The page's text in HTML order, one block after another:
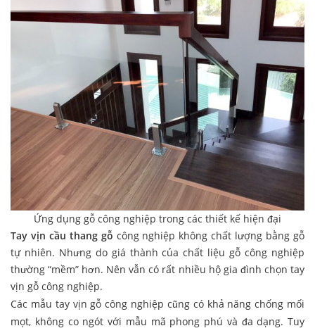
Ứng dụng gỗ công nghiệp trong các thiết kế hiện đại
Tay vịn cầu thang gỗ công nghiệp không chất lượng bằng gỗ
tự nhiên. Nhưng do giá thành của chất liệu gỗ công nghiệp
thường “mềm” hơn. Nên vẫn có rất nhiều hộ gia đình chọn tay
vịn gỗ công nghiệp.
Các mẫu tay vịn gỗ công nghiệp cũng có khả năng chống mối
mọt, không co ngót với mẫu mã phong phú và đa dạng. Tuy